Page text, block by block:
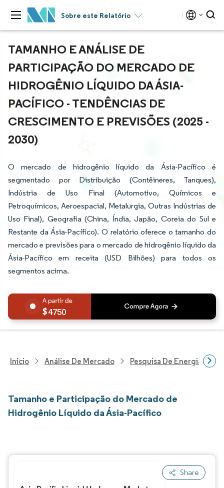
Sobre este Relatório
TAMANHO E ANÁLISE DE
PARTICIPAÇÃO DO MERCADO DE
HIDROGÊNIO LÍQUIDO DA ÁSIA-
PACÍFICO - TENDÊNCIAS DE
CRESCIMENTO E PREVISÕES (2025 -
2030)
O mercado de hidrogênio líquido da Ásia-Pacífico é
segmentado por Distribuição (Contêineres, Tanques),
Indústria de Uso Final (Automotivo, Químicos e
Petroquímicos, Aeroespacial, Metalurgia, Outras Indústrias de
Uso Final), Geografia (China, Índia, Japão, Coreia do Sul e
Restante da Ásia-Pacífico). O relatório oferece o tamanho do
mercado e previsões para o mercado de hidrogênio líquido da
Ásia-Pacífico em receita (USD Bilhões) para todos os
segmentos acima.
4750
Início Análise De Mercado Pesquisa De Energia E
Tamanho e Participação do Mercado de
Hidrogênio Líquido da Ásia-Pacífico
Share